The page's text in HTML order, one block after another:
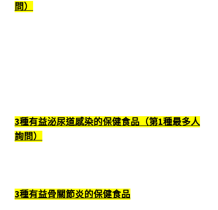
問）
3種有益泌尿道感染的保健食品（第1種最多人
詢問）
3種有益骨關節炎的保健食品